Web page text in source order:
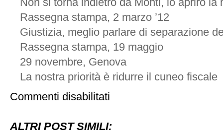
Non si torna indietro da Monti, io aprirò la
Rassegna stampa, 2 marzo ’12
Giustizia, meglio parlare di separazione
Rassegna stampa, 19 maggio
29 novembre, Genova
La nostra priorità è ridurre il cuneo fiscale
Commenti disabilitati
ALTRI POST SIMILI: